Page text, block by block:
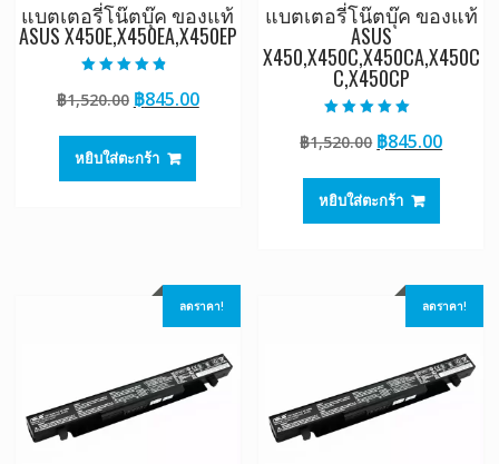
แบตเตอรี่โน๊ตบุ๊ค ของแท้
ASUS X450E,X450EA,X450EP
4.50
ตั้งแต่ 1-5
฿1,520.00 Original
was:
฿1,520.00.
฿845.00Current
หยิบใส่ตะกร้า
แบตเตอรี่โน๊ตบุ๊ค ของแท้
ASUS
X450,X450C,X450CA,X450C
C,X450CP
5.00
ตั้งแต่ 1-5
฿1,520.00 Original
was:
฿1,520.00.
฿845.00
หยิบใส่ตะกร้า
ลดราคา! ลดราคา!